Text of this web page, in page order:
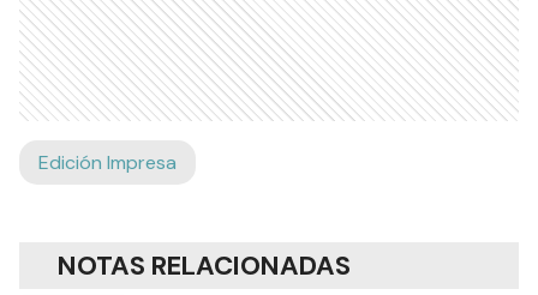
Edición Impresa
NOTAS RELACIONADAS